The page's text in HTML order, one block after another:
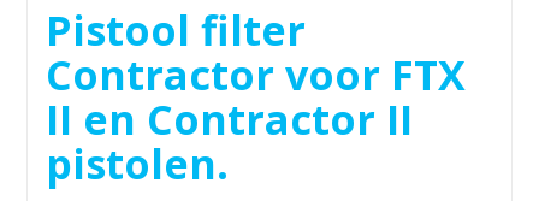
Pistool filter
Contractor voor FTX
II en Contractor II
pistolen.